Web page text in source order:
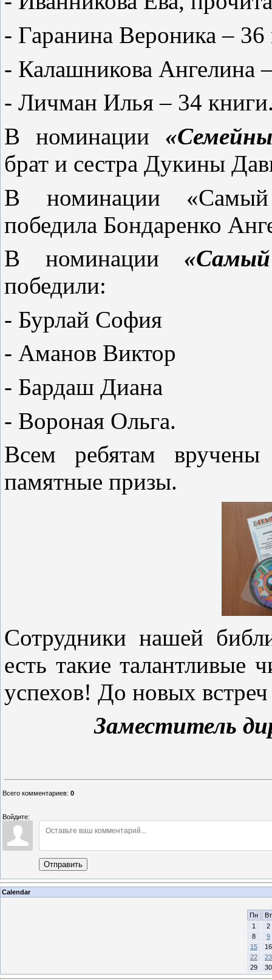
- Гаранина Вероника – 36
- Калашникова Ангелина
- Личман Илья – 34
В номинации
брат и сестра Дукины
В номинации «Самый
победила Бондаренко
В номинации
победили:
- Бурлай София
- Аманов Виктор
- Бардаш Диана
- Вороная Ольга.
Всем ребятам вручены
памятные призы.
Сотрудники нашей
есть такие талантливые
успехов! До новых
Заместитель
Всего комментариев: 0
Войдите:
Отправить
Calendar
Пн
Вт
1
2
8
9
15
16
22
23
29
30